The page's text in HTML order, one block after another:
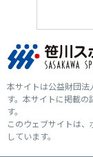
本サイトは公益財団法
す。本サイトに掲載
す。
このウェブサイトは
しています。